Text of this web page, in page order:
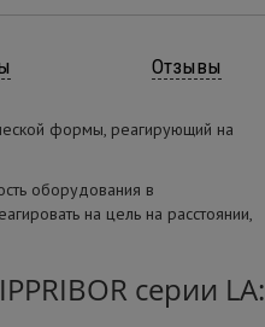
Отзывы
формы, реагирующий на
оборудования в
на цель на расстоянии,
серии LA: